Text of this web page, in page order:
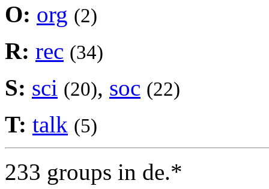
O: org (2)
R: rec (34)
S: sci (20), soc (22)
T: talk (5)
233 groups in de.*